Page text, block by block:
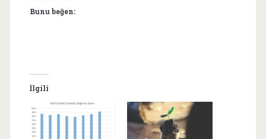
Bunu beğen:
İlgili